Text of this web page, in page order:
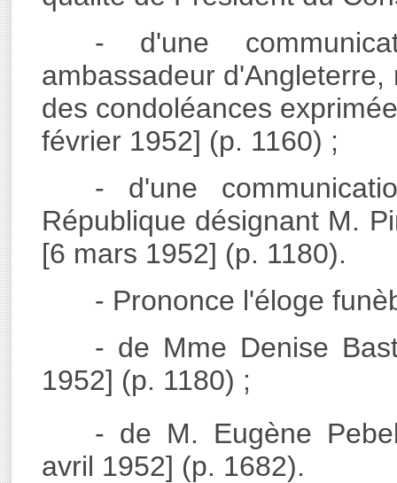
- d'une
ambassadeur
des condoléances
février 1952] (p. 1160) ;
- d'une
République désignant M.
[6 mars 1952] (p. 1180).
- Prononce l'éloge
- de Mme Denise
1952] (p. 1180) ;
- de M. Eugène
avril 1952] (p. 1682).